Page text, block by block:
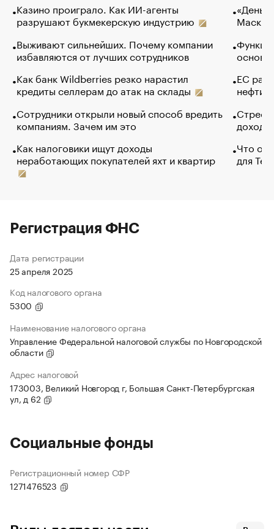
Казино проиграло. Как ИИ-агенты
разрушают букмекерскую индустрию
Выживают сильнейших. Почему компании
избавляются от лучших сотрудников
Как банк Wildberries резко нарастил
кредиты селлерам до атак на склады
Сотрудники открыли новый способ вредить
компаниям. Зачем им это
Как налоговики ищут доходы
неработающих покупателей яхт и квартир
Маск в
основ
ЕС
нефти
Что
для
Регистрация ФНС
Дата регистрации
25 апреля 2025
Код налогового органа
5300
Наименование налогового органа
Управление Федеральной налоговой службы по Новгородской
области
Адрес налоговой
173003, Великий Новгород г, Большая Санкт-Петербургская
ул, д 62
Социальные фонды
Регистрационный номер СФР
1271476523